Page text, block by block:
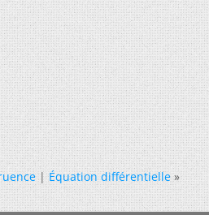
|Équation différentielle »